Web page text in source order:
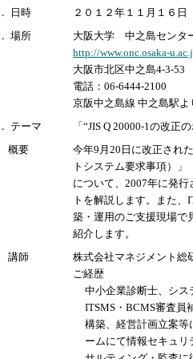
日時
２０１２年１１月１６日
場所
大阪大学 中之島セン
http://www.onc.osaka-
大阪市北区中之島4-3-53
電話：06-6444-2100
京阪中之島線 中之島駅よ
テーマ
「“JIS Q 20000-1の改正
要
今年9月20日に改正され
トシステム要求事項）」
について、2007年に発
トを解説します。また
築・運用のご支援現場で
紹介します。
師
株式会社マネジメン
ご経歴
中小企業診断士、シス
ITSMS・BCMS審査員
構築、経営計画立案等
ームにて情報セキュ